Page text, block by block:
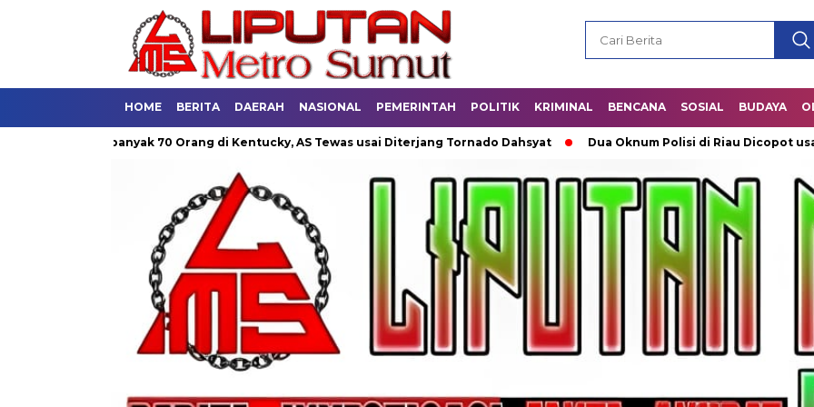
HOME BERITA DAERAH NASIONAL PEMERINTAH POLITIK KRIMINAL BENCANA SOSIAL BUDAYA
Sebanyak 70 Orang di Kentucky, AS Tewas usai Diterjang Tornado Dahsyat Dua Oknum Polisi di Riau Dicopot usai